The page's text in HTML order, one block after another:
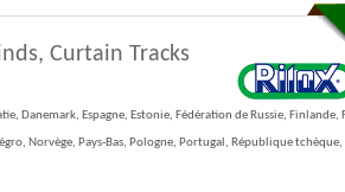
Curtain Tracks
Danemark, Espagne, Estonie, Fédération de Russie, Finlande,
Norvège, Pays-Bas, Pologne, Portugal, République tchèque,